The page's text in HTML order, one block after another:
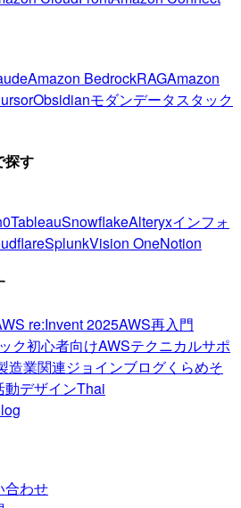
Amazon BedrockRAGAmazon
Obsidianモダンデータスタック
探す
TableauSnowflakeAlteryxインフォ
SplunkVision OneNotion
re:Invent 2025AWS再入門
ク初心者向けAWSテクニカルサポ
造業関連ジョインブログくらめそ
動デザインThai
合わせ